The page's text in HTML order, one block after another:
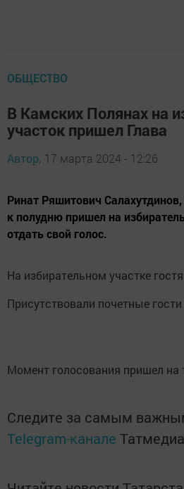
ОБЩЕСТВО
В Камских Полянах на
участок пришел Глава
Автор, 17 марта 2024 - 12:26
Ринат Ряшитович
к полудню пришел на
отдать свой голос.
На избирательном участке
Присутствовали почетные
Момент голосования пришел на
Следите за самым
Telegram-канале Татмедиа